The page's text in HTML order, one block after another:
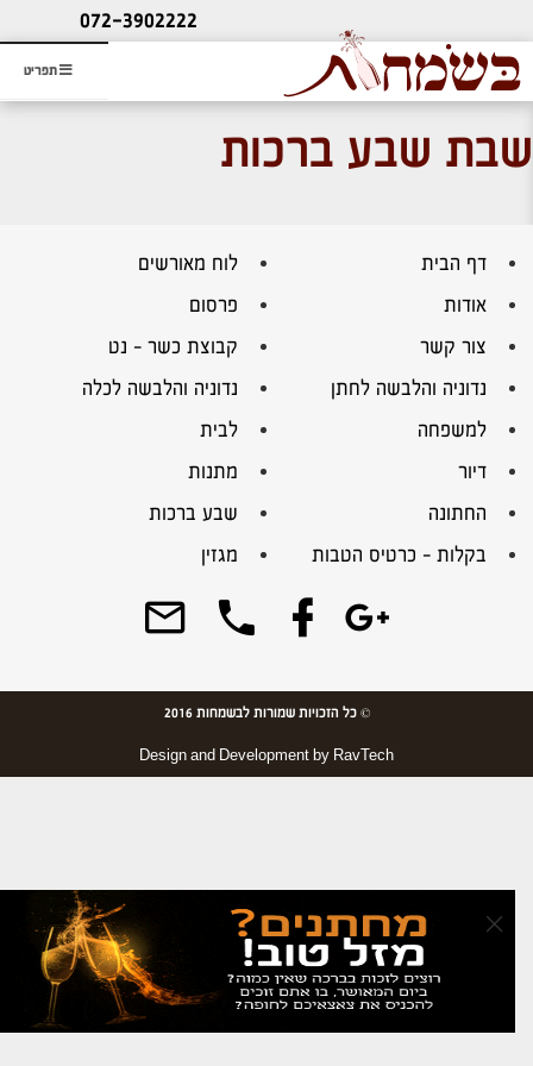
תפריט
ליעוץ חינם
והזמנת כרטיס שמחות
072-3902222
שבת שבע ברכות
דף הבית
לוח מאורשים
אודות
פרסום
צור קשר
קבוצת כשר – נט
נדוניה והלבשה לחתן
נדוניה והלבשה לכלה
למשפחה
לבית
דיור
מתנות
החתונה
שבע ברכות
בקלות – כרטיס הטבות
מגזין
×
© כל הזכויות שמורות לבשמחות 2016
Design and Development by RavTech